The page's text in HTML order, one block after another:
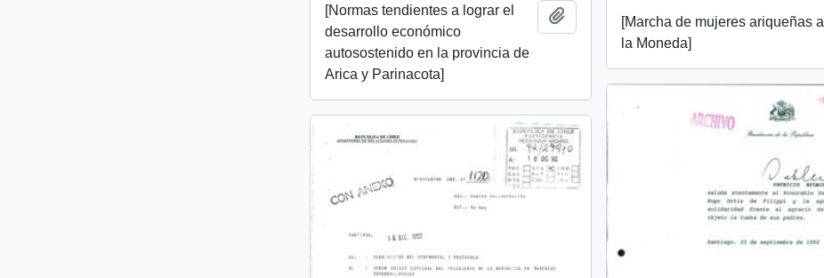
[Normas tendientes a lograr el
desarrollo económico
autosostenido en la provincia de
Arica y Parinacota]
Añadir al portapapeles
[Marcha de mujeres ariqueñas a
la Moneda]